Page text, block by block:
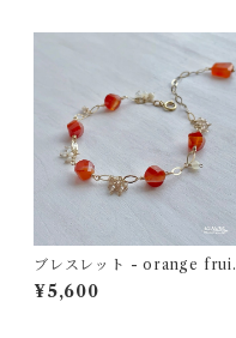
ブレスレット - orange fruit
bracelet - カーネリアンサー
ドニクス×アホワイトシェル×
¥5,600